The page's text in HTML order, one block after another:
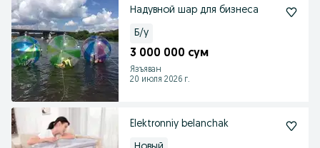
Надувной шар для бизнеса
Б/у
3 000 000 сум
Язъяван
20 июля 2026 г.
Elektronniy belanchak